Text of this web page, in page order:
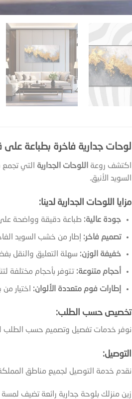
لوحات جدارية فاخرة بطباعة
اكتشف روعة اللوحات الجدارية التي تجمع
السويد الأنيق.
مزايا اللوحات الجدارية لدينا:
جودة عالية: طباعة دقيقة وواضحة
تصميم فاخر: إطار من خشب السويد
خفيفة الوزن: سهلة التعليق والنقل
أحجام متنوعة: تتوفر بأحجام مختلفة
إطارات فوم متعددة الألوان: اختيار
تخصيص حسب الطلب:
نوفر خدمات تفصيل وتصميم حسب الطلب
التوصيل:
نقدم خدمة التوصيل لجميع مناطق
زين منزلك بلوحة جدارية رائعة تضيف